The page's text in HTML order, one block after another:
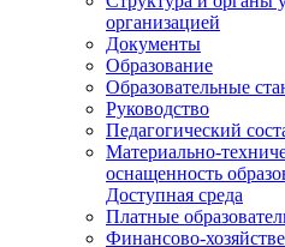
организацией
Документы
Образование
Образовательные
Руководство
Педагогический
Материально-
оснащенность
Доступная среда
Платные
Финансово-